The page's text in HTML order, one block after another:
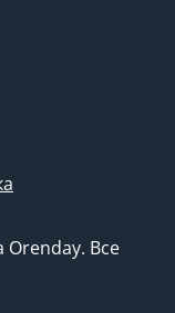
Orenday. Все